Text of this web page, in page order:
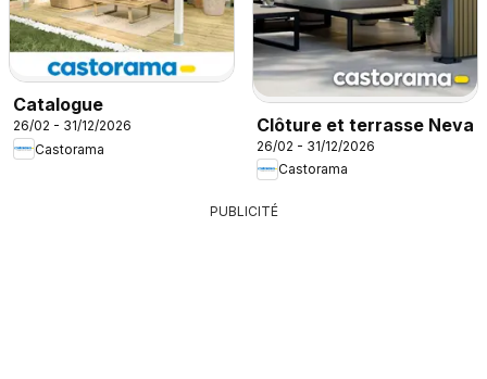
Catalogue
26/02 - 31/12/2026
Castorama
Clôture et terrasse Neva
26/02 - 31/12/2026
Castorama
PUBLICITÉ